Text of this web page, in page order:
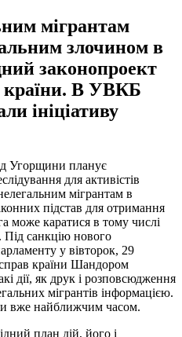
мігрантам
злочином в
законопроект
країни. В УВКБ
ініціативу
Угорщини планує
для активістів
мігрантам в
підстав для отримання
може каратися в тому числі
Під санкцію нового
у вівторок, 29
країни Шандором
дії, як друк і розповсюдження
мігрантів інформацією.
вже найближчим часом.
план дій, його і